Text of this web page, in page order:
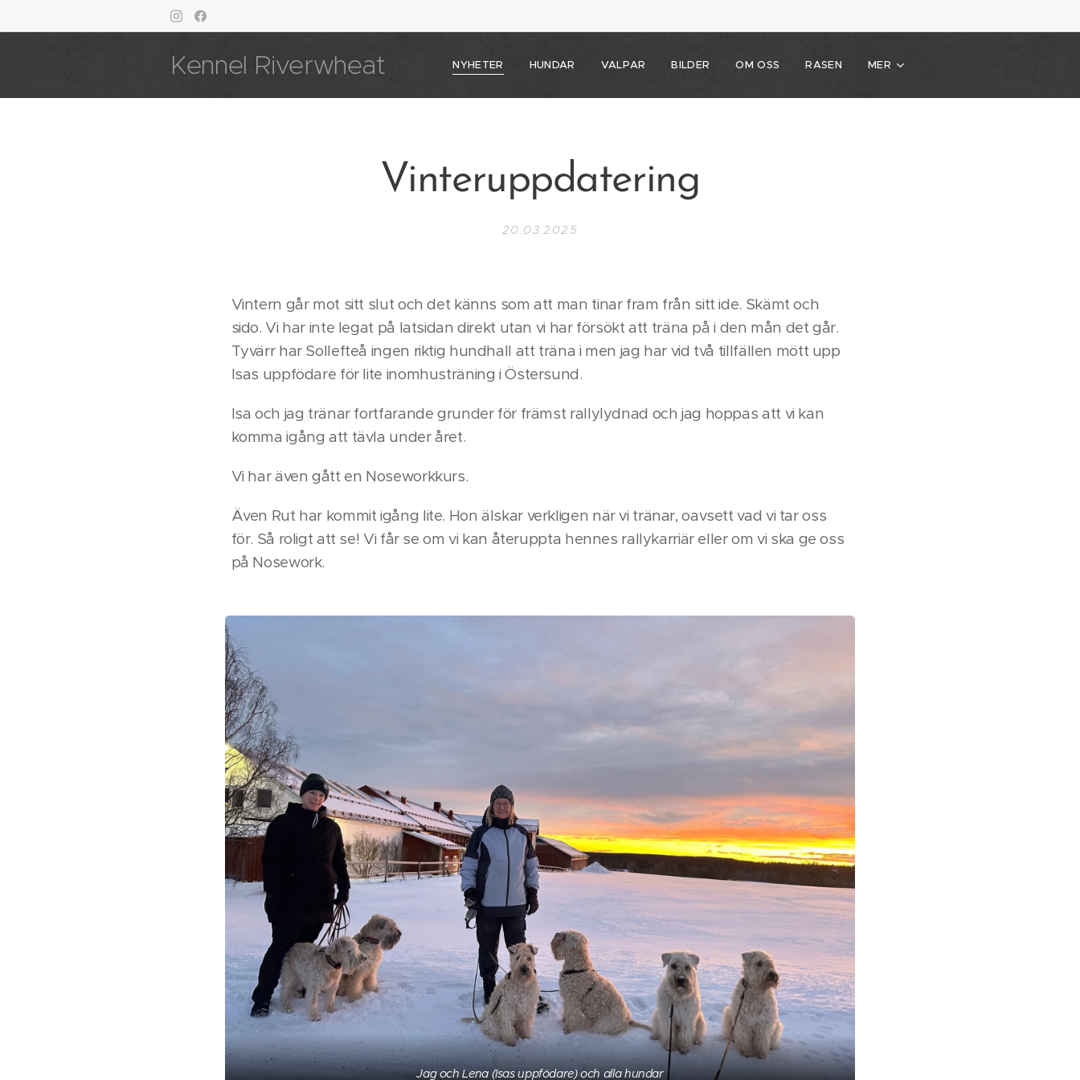
Kennel Riverwheat NYHETER HUNDAR VALPAR BILDER OM OSS RASEN MER
Vinteruppdatering
20.03.2025
Vintern går mot sitt slut och det känns som att man tinar fram från sitt ide. Skämt och
sido. Vi har inte legat på latsidan direkt utan vi har försökt att träna på i den mån det går.
Tyvärr har Sollefteå ingen riktig hundhall att träna i men jag har vid två tillfällen mött upp
Isas uppfödare för lite inomhusträning i Östersund.
Isa och jag tränar fortfarande grunder för främst rallylydnad och jag hoppas att vi kan
komma igång att tävla under året.
Vi har även gått en Noseworkkurs.
Även Rut har kommit igång lite. Hon älskar verkligen när vi tränar, oavsett vad vi tar oss
för. Så roligt att se! Vi får se om vi kan återuppta hennes rallykarriär eller om vi ska ge oss
på Nosework.
Jag och Lena (Isas uppfödare) och alla hundar